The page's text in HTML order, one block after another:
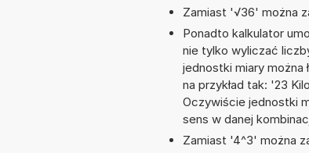
Zamiast '√36' można
Ponadto kalkulator
nie tylko wyliczać
jednostki miary
na przykład tak: '23
Oczywiście jednostki
sens w danej
Zamiast '4^3' można